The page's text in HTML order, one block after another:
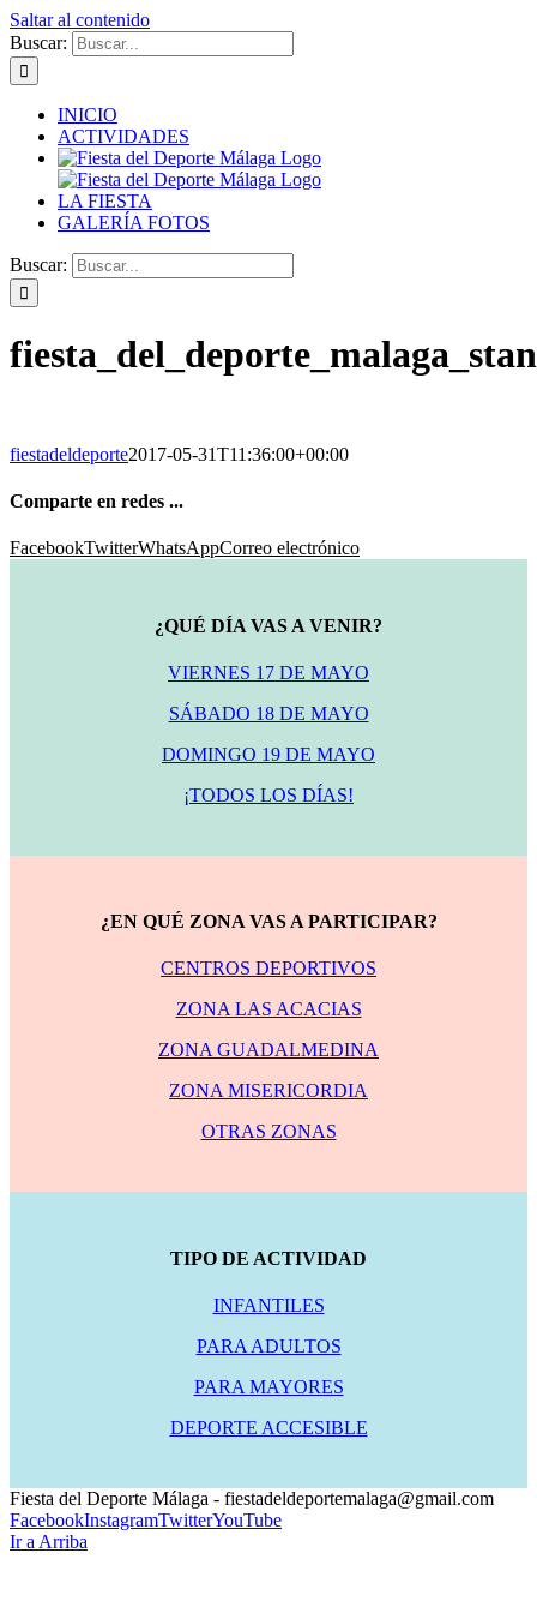
Saltar al contenido
Buscar:
INICIO
ACTIVIDADES
LA FIESTA
GALERÍA FOTOS
Buscar:
fiestadeldeporte2017-05-31T11:36:00+00:00
Comparte en redes ...
FacebookTwitterWhatsAppCorreo electrónico
¿QUÉ DÍA VAS A VENIR?
VIERNES 17 DE MAYO
SÁBADO 18 DE MAYO
DOMINGO 19 DE MAYO
¡TODOS LOS DÍAS!
¿EN QUÉ ZONA VAS A PARTICIPAR?
CENTROS DEPORTIVOS
ZONA LAS ACACIAS
ZONA GUADALMEDINA
ZONA MISERICORDIA
OTRAS ZONAS
TIPO DE ACTIVIDAD
INFANTILES
PARA ADULTOS
PARA MAYORES
DEPORTE ACCESIBLE
Fiesta del Deporte Málaga - fiestadeldeportemalaga@gmail.com
FacebookInstagramTwitterYouTube
Ir a Arriba